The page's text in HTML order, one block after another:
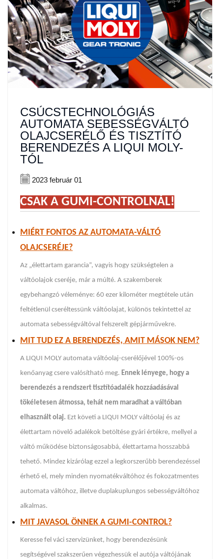
CSÚCSTECHNOLÓGIÁS
AUTOMATA SEBESSÉGVÁLTÓ
OLAJCSERÉLŐ ÉS TISZTÍTÓ
BERENDEZÉS A LIQUI MOLY-
TÓL
2023 február 01
CSAK A GUMI-CONTROLNÁL!
MIÉRT FONTOS AZ AUTOMATA-VÁLTÓ
OLAJCSERÉJE?
Az „élettartam garancia”, vagyis hogy szükségtelen a
váltóolajok cseréje, már a múlté. A szakemberek
egybehangzó véleménye: 60 ezer kilométer megtétele után
feltétlenül cseréltessünk váltóolajat, különös tekintettel az
automata sebességváltóval felszerelt gépjárművekre.
MIT TUD EZ A BERENDEZÉS, AMIT MÁSOK NEM?
A LIQUI MOLY automata váltóolaj-cserélőjével 100%-os
kenőanyag csere valósítható meg. Ennek lényege, hogy a
berendezés a rendszert tisztítóadalék hozzáadásával
tökéletesen átmossa, tehát nem maradhat a váltóban
elhasznált olaj. Ezt követi a LIQUI MOLY váltóolaj és az
élettartam növelő adalékok betöltése gyári értékre, mellyel a
váltó működése biztonságosabbá, élettartama hosszabbá
tehető. Mindez kizárólag ezzel a legkorszerűbb berendezéssel
érhető el, mely minden nyomatékváltóhoz és fokozatmentes
automata váltóhoz, illetve duplakuplungos sebességváltóhoz
alkalmas.
MIT JAVASOL ÖNNEK A GUMI-CONTROL?
Keresse fel váci szervizünket, hogy berendezésünk
segítségével szakszerűen végezhessük el autója váltójának